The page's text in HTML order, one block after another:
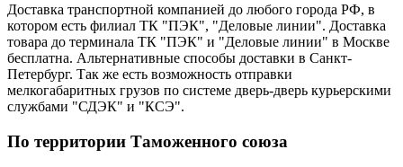
Доставка транспортной компанией до любого города РФ, в
котором есть филиал ТК "ПЭК", "Деловые линии". Доставка
товара до терминала ТК "ПЭК" и "Деловые линии" в Москве
бесплатна. Альтернативные способы доставки в Санкт-
Петербург. Так же есть возможность отправки
мелкогабаритных грузов по системе дверь-дверь курьерскими
службами "СДЭК" и "КСЭ".
По территории Таможенного союза